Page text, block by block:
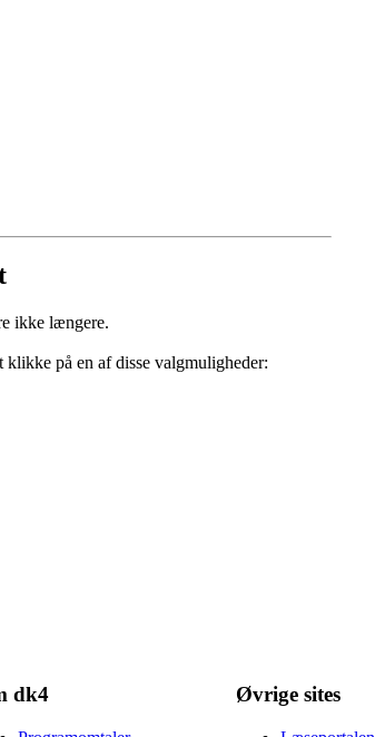
ikke længere.
på en af disse valgmuligheder:
dk4 Øvrige sites